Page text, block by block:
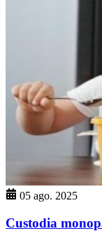
05 ago. 2025
Custodia